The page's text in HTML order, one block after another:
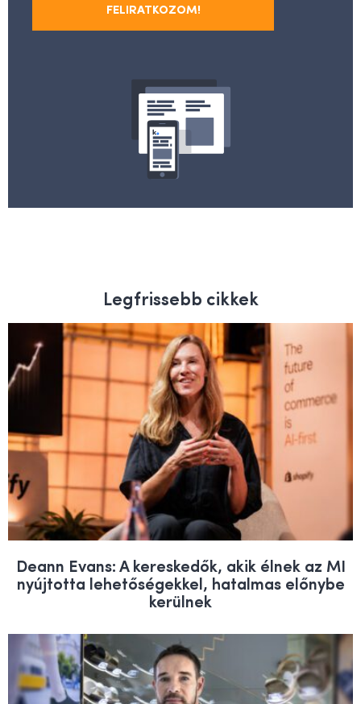
FELIRATKOZOM!
Legfrissebb cikkek
Deann Evans: A kereskedők, akik élnek az MI
nyújtotta lehetőségekkel, hatalmas előnybe
kerülnek